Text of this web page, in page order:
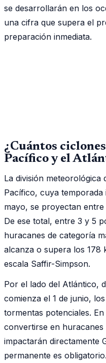
se desarrollarán en los
una cifra que supera el
preparación inmediata.
¿Cuántos
Pacífico y el
La división meteorológica
Pacífico, cuya temporada
mayo, se proyectan entre
De ese total, entre 3 y 5
huracanes de categoría
alcanza o supera los
escala Saffir-Simpson.
Por el lado del Atlántico,
comienza el 1 de junio,
tormentas potenciales.
convertirse en
impactarán directamente
permanente es obligatorio.